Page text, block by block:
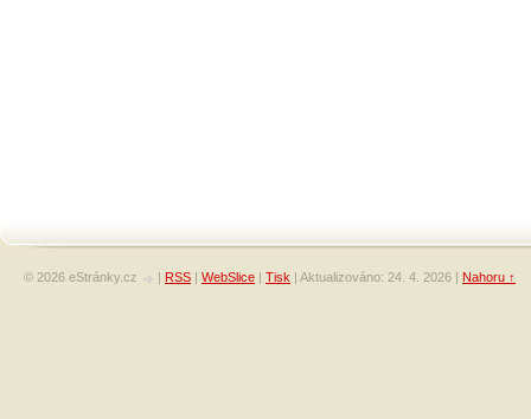
© 2026 eStránky.cz | RSS | WebSlice | Tisk | Aktualizováno: 24. 4. 2026 | Nahoru ↑